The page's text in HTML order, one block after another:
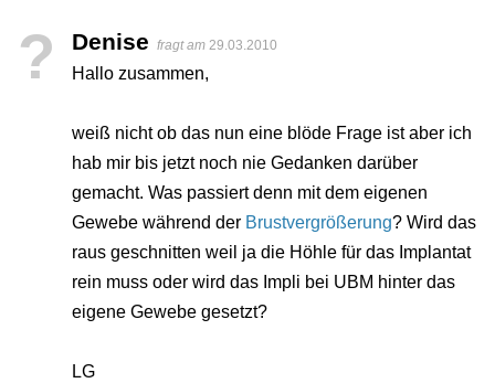
? Denise fragt am 29.03.2010
Hallo zusammen,
weiß nicht ob das nun eine blöde Frage ist aber ich
hab mir bis jetzt noch nie Gedanken darüber
gemacht. Was passiert denn mit dem eigenen
Gewebe während der Brustvergrößerung? Wird das
raus geschnitten weil ja die Höhle für das Implantat
rein muss oder wird das Impli bei UBM hinter das
eigene Gewebe gesetzt?
LG